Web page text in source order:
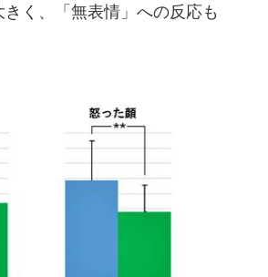
く、「無表情」への反応も